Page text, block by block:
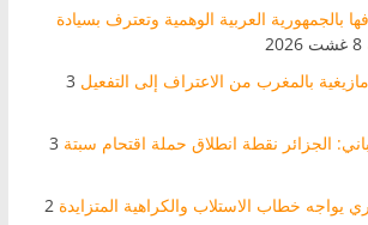
بالجمهورية العربية الوهمية وتعترف بسيادة
8 غشت 2026
بالمغرب من الاعتراف إلى التفعيل 3
الجزائر نقطة انطلاق حملة اقتحام سبتة 3
يواجه خطاب الاستلاب والكراهية المتزايدة 2